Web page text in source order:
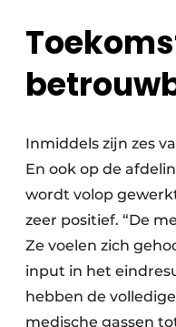
Inmiddels zijn zes
En ook op de
wordt volop
zeer positief. “De
Ze voelen zich
input in het
hebben de
medische gassen